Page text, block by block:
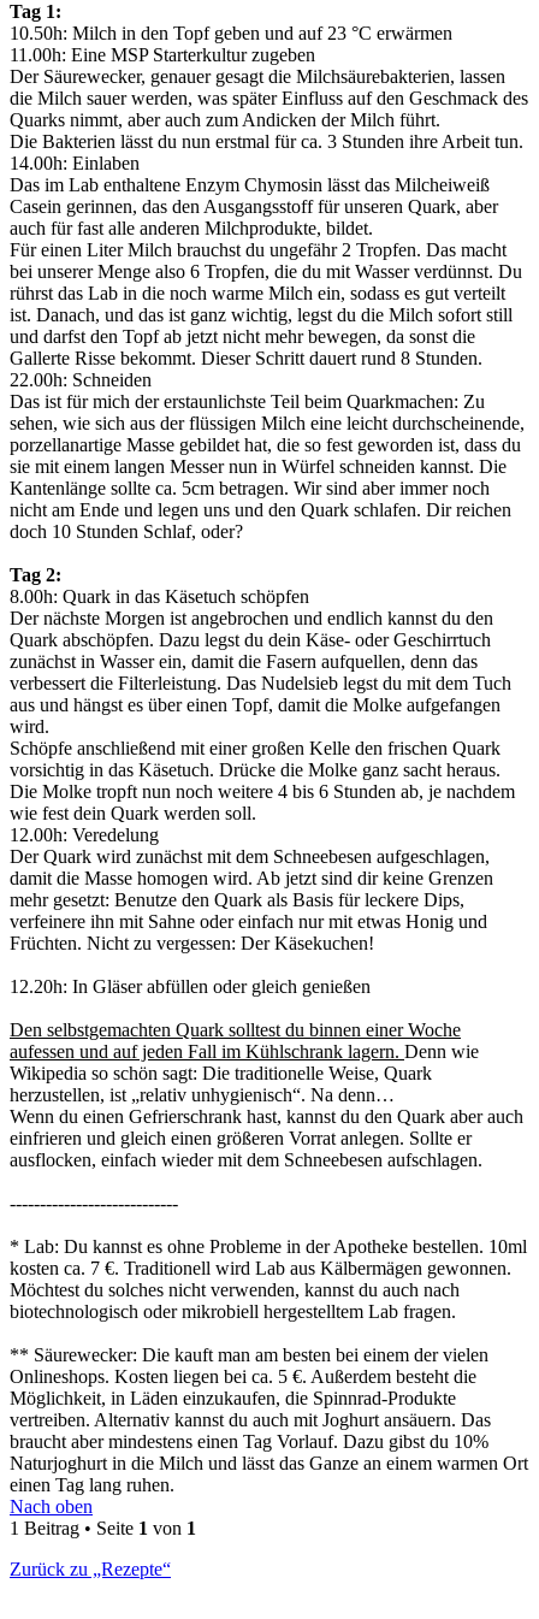
Tag 1:
10.50h: Milch in den Topf geben und auf 23 °C erwärmen
11.00h: Eine MSP Starterkultur zugeben
Der Säurewecker, genauer gesagt die Milchsäurebakterien, lassen
die Milch sauer werden, was später Einfluss auf den Geschmack des
Quarks nimmt, aber auch zum Andicken der Milch führt.
Die Bakterien lässt du nun erstmal für ca. 3 Stunden ihre Arbeit tun.
14.00h: Einlaben
Das im Lab enthaltene Enzym Chymosin lässt das Milcheiweiß
Casein gerinnen, das den Ausgangsstoff für unseren Quark, aber
auch für fast alle anderen Milchprodukte, bildet.
Für einen Liter Milch brauchst du ungefähr 2 Tropfen. Das macht
bei unserer Menge also 6 Tropfen, die du mit Wasser verdünnst. Du
rührst das Lab in die noch warme Milch ein, sodass es gut verteilt
ist. Danach, und das ist ganz wichtig, legst du die Milch sofort still
und darfst den Topf ab jetzt nicht mehr bewegen, da sonst die
Gallerte Risse bekommt. Dieser Schritt dauert rund 8 Stunden.
22.00h: Schneiden
Das ist für mich der erstaunlichste Teil beim Quarkmachen: Zu
sehen, wie sich aus der flüssigen Milch eine leicht durchscheinende,
porzellanartige Masse gebildet hat, die so fest geworden ist, dass du
sie mit einem langen Messer nun in Würfel schneiden kannst. Die
Kantenlänge sollte ca. 5cm betragen. Wir sind aber immer noch
nicht am Ende und legen uns und den Quark schlafen. Dir reichen
doch 10 Stunden Schlaf, oder?
Tag 2:
8.00h: Quark in das Käsetuch schöpfen
Der nächste Morgen ist angebrochen und endlich kannst du den
Quark abschöpfen. Dazu legst du dein Käse- oder Geschirrtuch
zunächst in Wasser ein, damit die Fasern aufquellen, denn das
verbessert die Filterleistung. Das Nudelsieb legst du mit dem Tuch
aus und hängst es über einen Topf, damit die Molke aufgefangen
wird.
Schöpfe anschließend mit einer großen Kelle den frischen Quark
vorsichtig in das Käsetuch. Drücke die Molke ganz sacht heraus.
Die Molke tropft nun noch weitere 4 bis 6 Stunden ab, je nachdem
wie fest dein Quark werden soll.
12.00h: Veredelung
Der Quark wird zunächst mit dem Schneebesen aufgeschlagen,
damit die Masse homogen wird. Ab jetzt sind dir keine Grenzen
mehr gesetzt: Benutze den Quark als Basis für leckere Dips,
verfeinere ihn mit Sahne oder einfach nur mit etwas Honig und
Früchten. Nicht zu vergessen: Der Käsekuchen!
12.20h: In Gläser abfüllen oder gleich genießen
Den selbstgemachten Quark solltest du binnen einer Woche
aufessen und auf jeden Fall im Kühlschrank lagern. Denn wie
Wikipedia so schön sagt: Die traditionelle Weise, Quark
herzustellen, ist „relativ unhygienisch“. Na denn…
Wenn du einen Gefrierschrank hast, kannst du den Quark aber auch
einfrieren und gleich einen größeren Vorrat anlegen. Sollte er
ausflocken, einfach wieder mit dem Schneebesen aufschlagen.
----------------------------
* Lab: Du kannst es ohne Probleme in der Apotheke bestellen. 10ml
kosten ca. 7 €. Traditionell wird Lab aus Kälbermägen gewonnen.
Möchtest du solches nicht verwenden, kannst du auch nach
biotechnologisch oder mikrobiell hergestelltem Lab fragen.
** Säurewecker: Die kauft man am besten bei einem der vielen
Onlineshops. Kosten liegen bei ca. 5 €. Außerdem besteht die
Möglichkeit, in Läden einzukaufen, die Spinnrad-Produkte
vertreiben. Alternativ kannst du auch mit Joghurt ansäuern. Das
braucht aber mindestens einen Tag Vorlauf. Dazu gibst du 10%
Naturjoghurt in die Milch und lässt das Ganze an einem warmen Ort
einen Tag lang ruhen.
Nach oben
1 Beitrag • Seite 1 von 1
Zurück zu „Rezepte“